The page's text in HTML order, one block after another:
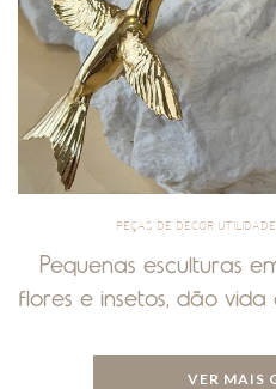
PEÇAS DE DÉCOR
Pequenas esculturas
flores e insetos, dão
VER MAIS